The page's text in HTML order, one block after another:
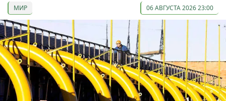
МИР 06 АВГУСТА 2026 23:00